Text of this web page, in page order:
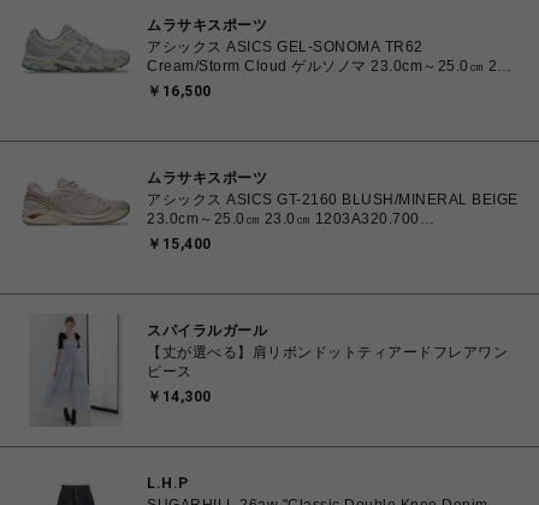
ムラサキスポーツ
アシックス ASICS GEL-SONOMA TR62
Cream/Storm Cloud ゲルソノマ 23.0cm～25.0㎝ 23.0
㎝ 1203A734.102 4571633264412 ユニセックス ス
￥16,500
ムラサキスポーツ
アシックス ASICS GT-2160 BLUSH/MINERAL BEIGE
23.0cm～25.0㎝ 23.0㎝ 1203A320.700
4571633253669 レディース スニーカー スポーツスタ
￥15,400
スパイラルガール
【丈が選べる】肩リボンドットティアードフレアワン
ピース
￥14,300
L.H.P